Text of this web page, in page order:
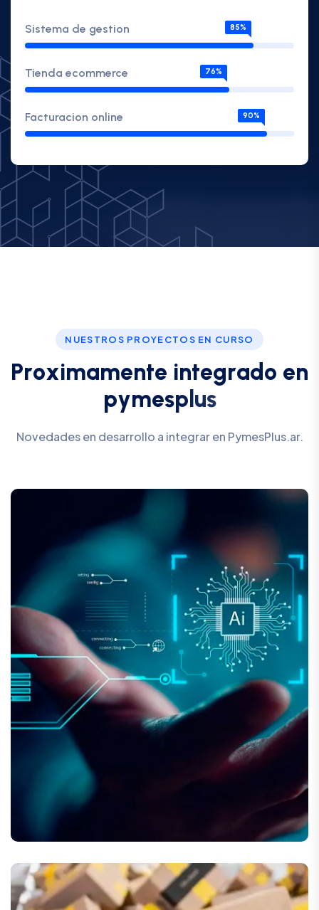
Sistema de gestion 85%
Tienda ecommerce 76%
Facturacion online 90%
NUESTROS PROYECTOS EN CURSO
Proximamente integrado en
pymesp us
Novedades en desarrollo a integrar en PymesPlus.ar.